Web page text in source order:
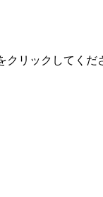
クリックしてくだ